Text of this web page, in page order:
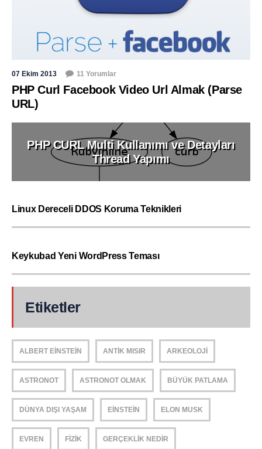
07 Ekim 2013 11 Yorumlar
PHP Curl Facebook Video Url Almak (Parse
URL)
PHP CURL Multi Kullanımı ve Detayları
Thread Yapımı
Linux Dereceli DDOS Koruma Teknikleri
Keykubad Yeni WordPress Teması
Etiketler
ALBERT EINSTEIN ANTIK MISIR ARKEOLOJI
ASTRONOT ASTRONOT OLMAK BÜYÜK PATLAMA
DÜNYA DIŞI YAŞAM EINSTEIN ELON MUSK
EVREN FIZIK GERÇEKLIK NEDIR